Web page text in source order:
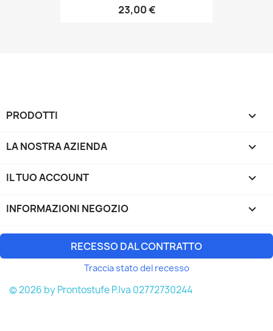
23,00 €
PRODOTTI 
LA NOSTRA AZIENDA 
IL TUO ACCOUNT 
INFORMAZIONI NEGOZIO keyboard_arrow_down
RECESSO DAL CONTRATTO
Traccia stato del recesso
© 2026 by Prontostufe P.Iva 02772730244